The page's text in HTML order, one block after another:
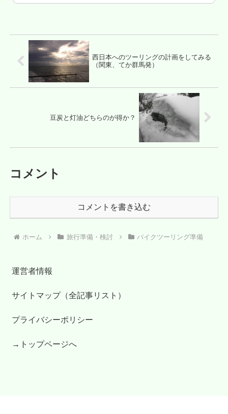
西日本へのツーリングの計画をしてみる
（関東、てか群馬発）
豆炭と灯油どちらのが得か？
コメント
コメントを書き込む
ホーム 旅行準備・検討 バイクツーリング準備
運営者情報
サイトマップ（全記事リスト）
プライバシーポリシー
→トップページへ